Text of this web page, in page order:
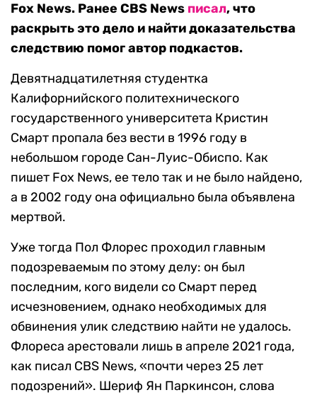
Fox News. Ранее CBS News писал, что
раскрыть это дело и найти доказательства
следствию помог автор подкастов.
Девятнадцатилетняя студентка
Калифорнийского политехнического
государственного университета Кристин
Смарт пропала без вести в 1996 году в
небольшом городе Сан-Луис-Обиспо. Как
пишет Fox News, ее тело так и не было найдено,
а в 2002 году она официально была объявлена
мертвой.
Уже тогда Пол Флорес проходил главным
подозреваемым по этому делу: он был
последним, кого видели со Смарт перед
исчезновением, однако необходимых для
обвинения улик следствию найти не удалось.
Флореса арестовали лишь в апреле 2021 года,
как писал CBS News, «почти через 25 лет
подозрений». Шериф Ян Паркинсон, слова